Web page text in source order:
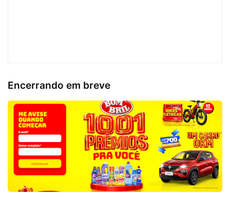
Encerrando em breve